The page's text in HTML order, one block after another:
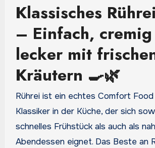
Klassisches
– Einfach,
lecker mit
Kräutern 🍳🌿
Rührei ist ein echtes Comfort Food und ein
Klassiker in der Küche, der sich
schnelles Frühstück als auch als
Abendessen eignet. Das Beste an